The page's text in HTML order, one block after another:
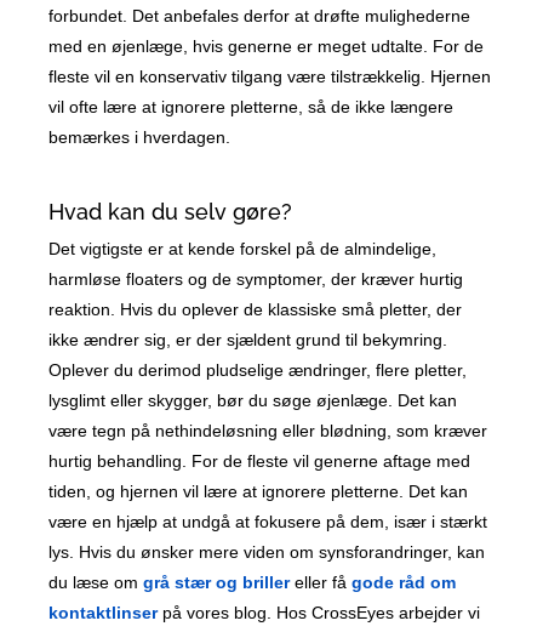
forbundet. Det anbefales derfor at drøfte mulighederne
med en øjenlæge, hvis generne er meget udtalte. For de
fleste vil en konservativ tilgang være tilstrækkelig. Hjernen
vil ofte lære at ignorere pletterne, så de ikke længere
bemærkes i hverdagen.
Hvad kan du selv gøre?
Det vigtigste er at kende forskel på de almindelige,
harmløse floaters og de symptomer, der kræver hurtig
reaktion. Hvis du oplever de klassiske små pletter, der
ikke ændrer sig, er der sjældent grund til bekymring.
Oplever du derimod pludselige ændringer, flere pletter,
lysglimt eller skygger, bør du søge øjenlæge. Det kan
være tegn på nethindeløsning eller blødning, som kræver
hurtig behandling. For de fleste vil generne aftage med
tiden, og hjernen vil lære at ignorere pletterne. Det kan
være en hjælp at undgå at fokusere på dem, især i stærkt
lys. Hvis du ønsker mere viden om synsforandringer, kan
du læse omgrå stær og brillereller fågode råd om
kontaktlinserpå vores blog. Hos CrossEyes arbejder vi